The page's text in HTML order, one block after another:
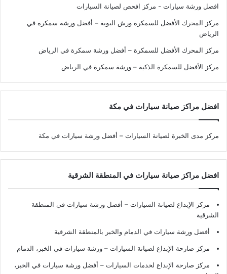
افضل ورشة سيارات - مركز افحص لصيانة السيارات
مركز المحرك الأفضل للسمكرة ورش البوية – أفضل ورشة سمكرة في
الرياض
مركز المحرك الأفضل للسمكرة – أفضل ورشة سمكرة في الرياض
مركز الأفضل للسمكرة الذكية – ورشة سمكرة في الرياض
افضل مراكز صيانة سيارات في مكة
مركز مدى الخبرة لصيانة السيارات – أفضل ورشة سيارات في مكة
افضل مراكز صيانة سيارات في المنطقة الشرقية
مركز الإبداع لصيانة السيارات – أفضل ورشة سيارات في المنطقة
الشرقية
أفضل ورشة سيارات في الدمام والخبر بالمنطقة الشرقية
مركز صارحة الإبداع لصيانة السيارات – ورشة سيارات في الخبر، الدمام
مركز صارحة الإبداع لخدمات السيارات – أفضل ورشة سيارات في الخبر،